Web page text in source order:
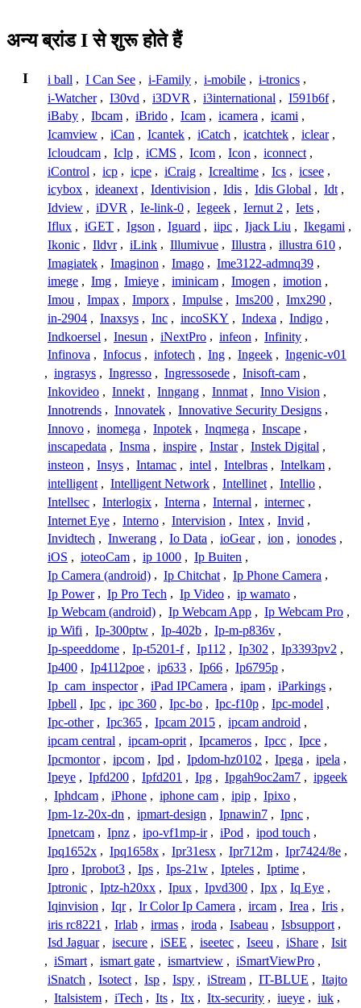
अन्य ब्रांड I से शुरू होते हैं
I i ball , I Can See , i-Family , i-mobile , i-tronics ,
i-Watcher , I30vd , i3DVR , i3international , I591b6f ,
iBaby , Ibcam , iBrido , Icam , icamera , icami ,
Icamview , iCan , Icantek , iCatch , icatchtek , iclear ,
Icloudcam , Iclp , iCMS , Icom , Icon , iconnect ,
iControl , icp , icpe , iCraig , Icrealtime , Ics , icsee ,
icybox , ideanext , Identivision , Idis , Idis Global , Idt ,
Idview , iDVR , Ie-link-0 , Iegeek , Iernut 2 , Iets ,
Iflux , iGET , Igson , Iguard , iipc , Ijack Liu , Ikegami ,
Ikonic , Ildvr , iLink , Illumivue , Illustra , illustra 610 ,
Imagiatek , Imaginon , Imago , Ime3122-admnq39 ,
imege , Img , Imieye , iminicam , Imogen , imotion ,
Imou , Impax , Imporx , Impulse , Ims200 , Imx290 ,
in-2904 , Inaxsys , Inc , incoSKY , Indexa , Indigo ,
Indkoersel , Inesun , iNextPro , infeon , Infinity ,
Infinova , Infocus , infotech , Ing , Ingeek , Ingenic-v01
, ingrasys , Ingresso , Ingressosede , Inisoft-cam ,
Inkovideo , Innekt , Inngang , Innmat , Inno Vision ,
Innotrends , Innovatek , Innovative Security Designs ,
Innovo , inomega , Inpotek , Inqmega , Inscape ,
inscapedata , Insma , inspire , Instar , Instek Digital ,
insteon , Insys , Intamac , intel , Intelbras , Intelkam ,
intelligent , Intelligent Network , Intellinet , Intellio ,
Intellsec , Interlogix , Interna , Internal , internec ,
Internet Eye , Interno , Intervision , Intex , Invid ,
Invidtech , Inwerang , Io Data , ioGear , ion , ionodes ,
iOS , ioteoCam , ip 1000 , Ip Buiten ,
Ip Camera (android) , Ip Chitchat , Ip Phone Camera ,
Ip Power , Ip Pro Tech , Ip Video , ip wamato ,
Ip Webcam (android) , Ip Webcam App , Ip Webcam Pro ,
ip Wifi , Ip-300ptw , Ip-402b , Ip-m-p836v ,
Ip-speeddome , Ip-t5201-f , Ip112 , Ip302 , Ip3393pv2 ,
Ip400 , Ip4112poe , ip633 , Ip66 , Ip6795p ,
Ip_cam_inspector , iPad IPCamera , ipam , iParkings ,
Ipbell , Ipc , ipc 360 , Ipc-bo , Ipc-f10p , Ipc-model ,
Ipc-other , Ipc365 , Ipcam 2015 , ipcam android ,
ipcam central , ipcam-oprit , Ipcameros , Ipcc , Ipce ,
Ipcmontor , ipcom , Ipd , Ipdom-hz0102 , Ipega , ipela ,
Ipeye , Ipfd200 , Ipfd201 , Ipg , Ipgah9oc2am7 , ipgeek
, Iphdcam , iPhone , iphone cam , ipip , Ipixo ,
Ipm-1z-20x-dn , ipmart-design , Ipnawin7 , Ipnc ,
Ipnetcam , Ipnz , ipo-vf1mp-ir , iPod , ipod touch ,
Ipq1652x , Ipq1658x , Ipr31esx , Ipr712m , Ipr7424/8e ,
Ipro , Iprobot3 , Ips , Ips-21w , Ipteles , Iptime ,
Iptronic , Iptz-h20xx , Ipux , Ipvd300 , Ipx , Iq Eye ,
Iqinvision , Iqr , Ir Color Ip Camera , ircam , Irea , Iris ,
iris rc8221 , Irlab , irmas , iroda , Isabeau , Isbsupport ,
Isd Jaguar , isecure , iSEE , iseetec , Iseeu , iShare , Isit
, iSmart , ismart gate , ismartview , iSmartViewPro ,
iSnatch , Isotect , Isp , Ispy , iStream , IT-BLUE , Itajto
, Italsistem , iTech , Its , Itx , Itx-security , iueye , iuk ,